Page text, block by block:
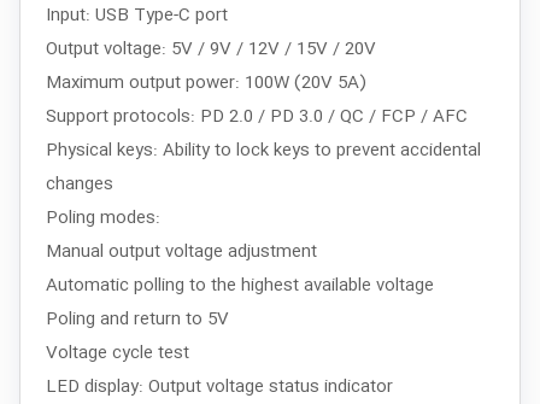
Input: USB Type-C port
Output voltage: 5V / 9V / 12V / 15V / 20V
Maximum output power: 100W (20V 5A)
Support protocols: PD 2.0 / PD 3.0 / QC / FCP / AFC
Physical keys: Ability to lock keys to prevent accidental
changes
Poling modes:
Manual output voltage adjustment
Automatic polling to the highest available voltage
Poling and return to 5V
Voltage cycle test
LED display: Output voltage status indicator